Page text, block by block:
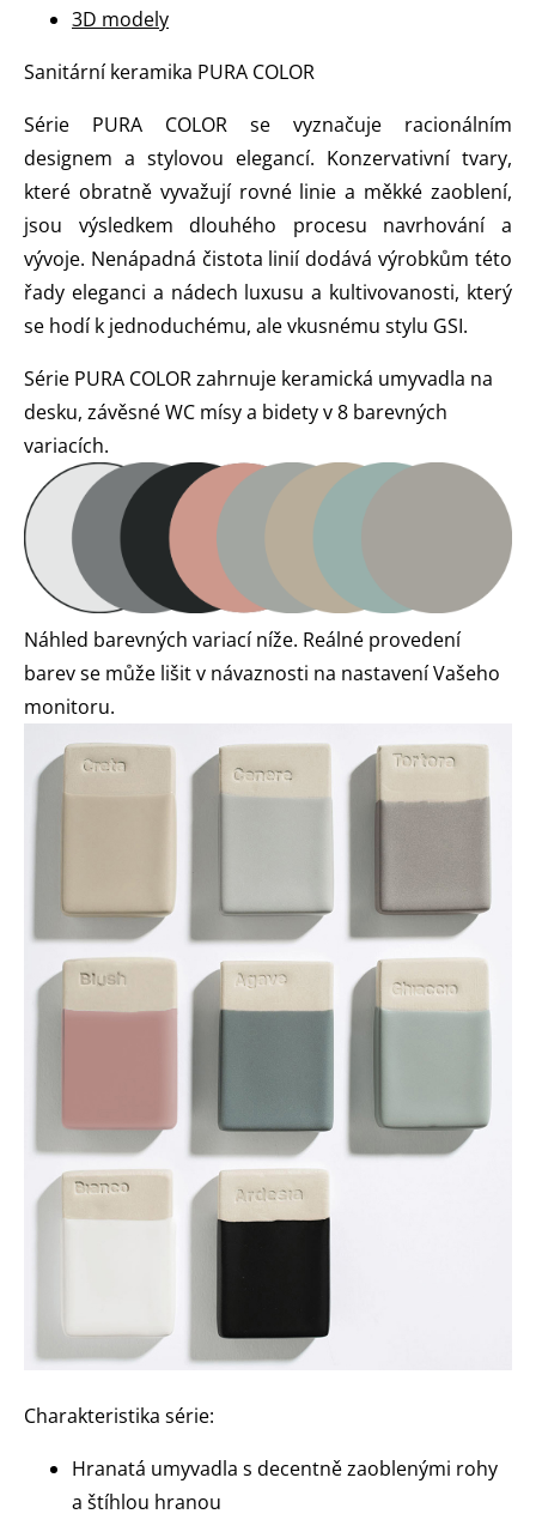
3D modely
Sanitární keramika PURA COLOR
Série PURA COLOR se vyznačuje racionálním
designem a stylovou elegancí. Konzervativní tvary,
které obratně vyvažují rovné linie a měkké zaoblení,
jsou výsledkem dlouhého procesu navrhování a
vývoje. Nenápadná čistota linií dodává výrobkům této
řady eleganci a nádech luxusu a kultivovanosti, který
se hodí k jednoduchému, ale vkusnému stylu GSI.
Série PURA COLOR zahrnuje keramická umyvadla na
desku, závěsné WC mísy a bidety v 8 barevných
variacích.
Náhled barevných variací níže. Reálné provedení
barev se může lišit v návaznosti na nastavení Vašeho
monitoru.
Charakteristika série:
Hranatá umyvadla s decentně zaoblenými rohy
a štíhlou hranou